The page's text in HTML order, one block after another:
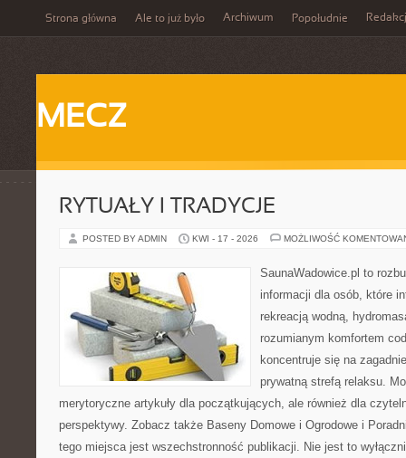
Strona główna Ale to już było Archiwum Popołudnie
MECZ
RYTUAŁY I TRADYCJE
POSTED BY ADMIN KWI - 17 - 2026 MOŻLIWOŚĆ
SaunaWadowice.pl to
informacji dla osób, które
rekreacją wodną,
rozumianym komfortem
koncentruje się na
prywatną strefą relaksu.
merytoryczne artykuły dla początkujących, ale również dla
perspektywy. Zobacz także Baseny Domowe i Ogrodowe i
tego miejsca jest wszechstronność publikacji. Nie jest to